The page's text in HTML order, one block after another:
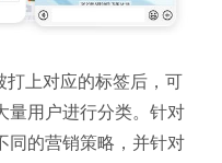
打上对应的标签后，可
量用户进行分类。针对
同的营销策略，并针对